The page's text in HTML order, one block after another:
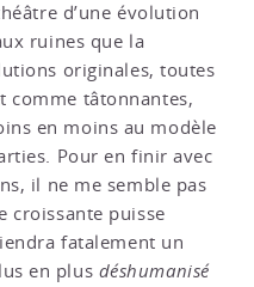
d’une évolution
ruines que la
originales, toutes
comme tâtonnantes,
en moins au modèle
Pour en finir avec
il ne me semble pas
croissante puisse
fatalement un
en plus déshumanisé